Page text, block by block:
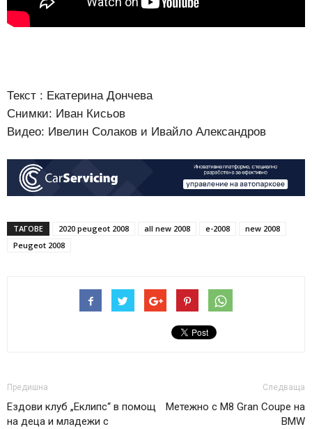
Текст : Екатерина Дончева
Снимки: Иван Кисьов
Видео: Ивелин Солаков и Ивайло Александров
ТАГОВЕ 2020 peugeot 2008 all new 2008 e-2008
new 2008
Peugeot 2008
Предишна
Ездови клуб „Еклипс“ в помощ
на деца и младежи с
Следваща
Метежно с М8 Gran Coupe на
BMW